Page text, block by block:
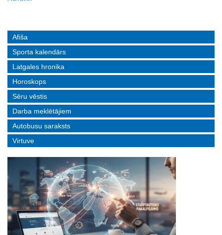
Afiša
Sporta kalendārs
Latgales hronika
Horoskops
Sēru vēstis
Darba meklētājiem
Autobusu saraksts
Virtuve